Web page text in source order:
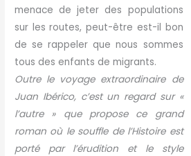
menace de jeter des populations
sur les routes, peut-être est-il bon
de se rappeler que nous sommes
tous des enfants de migrants.
Outre le voyage extraordinaire de
Juan Ibérico, c’est un regard sur «
l’autre » que propose ce grand
roman où le souffle de l’Histoire est
porté par l’érudition et le style